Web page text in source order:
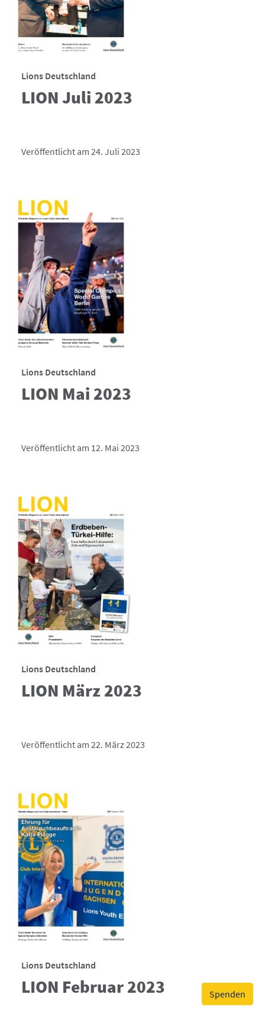
Spenden
Lions Deutschland
LION Juli 2023
Veröffentlicht am 24. Juli 2023
Lions Deutschland
LION Mai 2023
Veröffentlicht am 12. Mai 2023
Lions Deutschland
LION März 2023
Veröffentlicht am 22. März 2023
Lions Deutschland
LION Februar 2023